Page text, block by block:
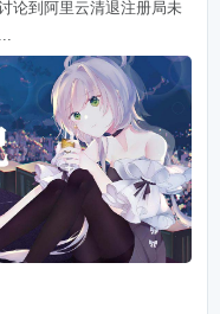
论到阿里云清退注册局未